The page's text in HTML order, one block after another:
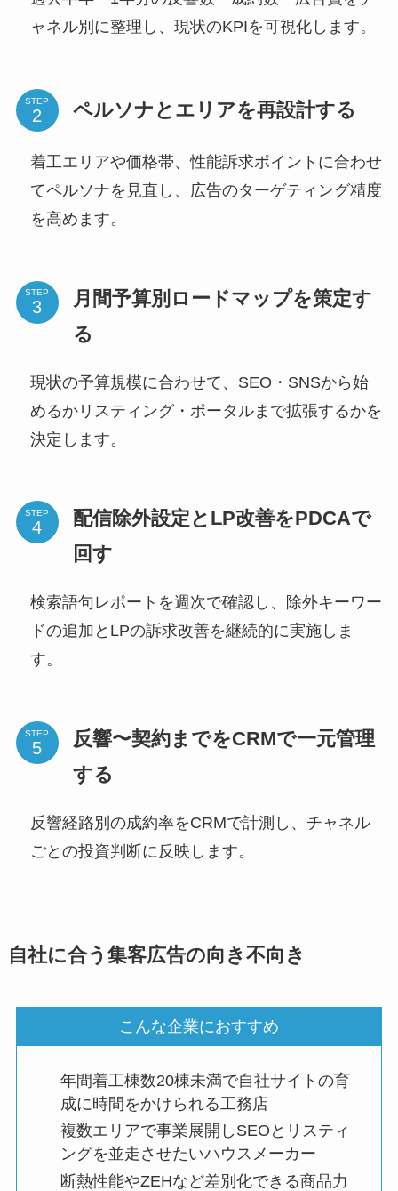
ャネル別に整理し、現状のKPIを可視化します。
STEP ペルソナとエリアを再設計する
着工エリアや価格帯、性能訴求ポイントに合わせ
てペルソナを見直し、広告のターゲティング精度
を高めます。
STEP
月間予算別ロードマップを策定す
る
現状の予算規模に合わせて、SEO・SNSから始
めるかリスティング・ポータルまで拡張するかを
決定します。
STEP
配信除外設定とLP改善をPDCAで
回す
検索語句レポートを週次で確認し、除外キーワー
ドの追加とLPの訴求改善を継続的に実施しま
す。
STEP
反響〜契約までをCRMで一元管理
する
反響経路別の成約率をCRMで計測し、チャネル
ごとの投資判断に反映します。
自社に合う集客広告の向き不向き
こんな企業におすすめ
年間着工棟数20棟未満で自社サイトの育
成に時間をかけられる工務店
複数エリアで事業展開しSEOとリスティ
ングを並走させたいハウスメーカー
断熱性能やZEHなど差別化できる商品力